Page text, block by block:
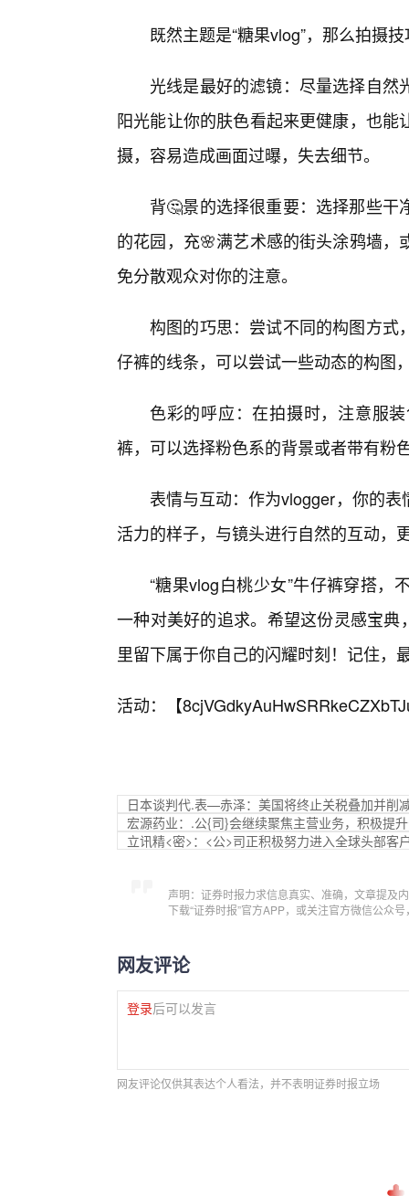
既然主题是“糖果vlog”，那么拍摄
光线是最好的滤镜：尽量选择自
阳光能让你的肤色看起来更健康，也
摄，容易造成画面过曝，失去细节。
背🤔景的选择很重要：选择那些
的花园，充🌸满艺术感的街头涂鸦墙
免分散观众对你的注意。
构图的巧思：尝试不同的构图方式
仔裤的线条，可以尝试一些动态的构图
色彩的呼应：在拍摄时，注意服
裤，可以选择粉色系的背景或者带有粉
表情与互动：作为vlogger，你的
活力的样子，与镜头进行自然的互动，
“糖果vlog白桃少女”牛仔裤穿搭，
一种对美好的追求。希望这份灵感宝
里留下属于你自己的闪耀时刻！记住，
活动：【
日本谈判代.表—赤泽：美国将终止关税叠加并削
宏源药业：.公{司}会继续聚焦主营业务，积极提
立讯精<密>：<公>司正积极努力进入全球头部客
声明：证券时报力求信息真实、准确，文章提及
下载“证券时报”官方APP，或关注官方微信公众
网友评论
登录后可以发言
网友评论仅供其表达个人看法，并不表明证券时报立场